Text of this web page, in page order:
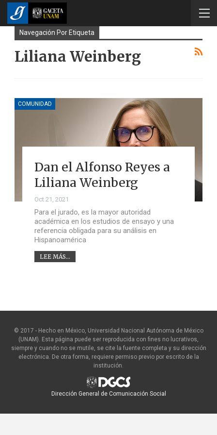
Navegación Por Etiqueta
Liliana Weinberg
COMUNIDAD
Dan el Alfonso Reyes a
Liliana Weinberg
Oct 21, 2021
Para el jurado, es la mayor autoridad
académica en los estudios de ensayo y una
referencia obligada para su análisis en
Hispanoamérica
LEE MÁS...
© 2017 - Hecho en México, Universidad Nacional Autónoma de México
(UNAM). Esta página puede ser reproducida con fines no lucrativos,
siempre y cuando no se mutile, se cite la fuente completa y su dirección
electrónica. De otra forma, requiere permiso previo por escrito de la
institución.
Dirección General de Comunicación Social